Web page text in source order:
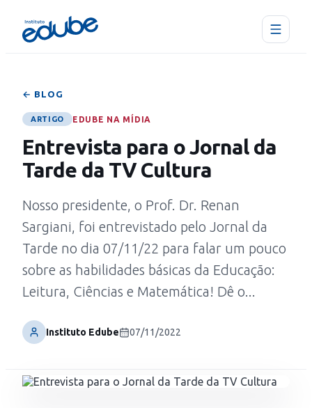
← BLOG
ARTIGO EDUBE NA MÍDIA
Entrevista para o Jornal da
Tarde da TV Cultura
Nosso presidente, o Prof. Dr. Renan
Sargiani, foi entrevistado pelo Jornal da
Tarde no dia 07/11/22 para falar um pouco
sobre as habilidades básicas da Educação:
Leitura, Ciências e Matemática! Dê o...
Instituto Edube 07/11/2022